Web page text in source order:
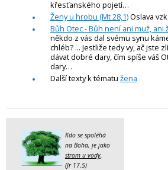
křesťanského pojetí…
Ženy u hrobu (Mt 28,1)Oslava
Bůh Otec - Bůh není ani muž, ani
někdo z vás dal svému synu
chléb? ... Jestliže tedy vy, ač jste
dávat dobré dary, čím spíše váš
dary…
Další texty k tématu žena
Kdo se spoléhá
na Boha, je jako
strom u vody.
(Jr 17,5)